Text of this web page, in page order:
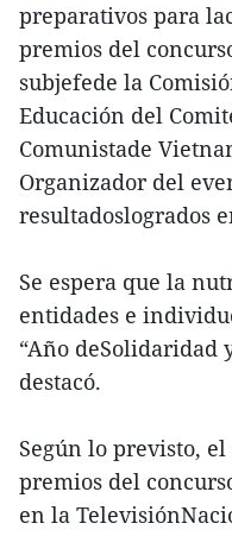
preparativos para
premios del
subjefede la
Educación del
Comunistade
Organizador del
resultadoslogrados
Se espera que la
entidades e
“Año deSolidaridad
destacó.
Según lo previsto,
premios del
en la